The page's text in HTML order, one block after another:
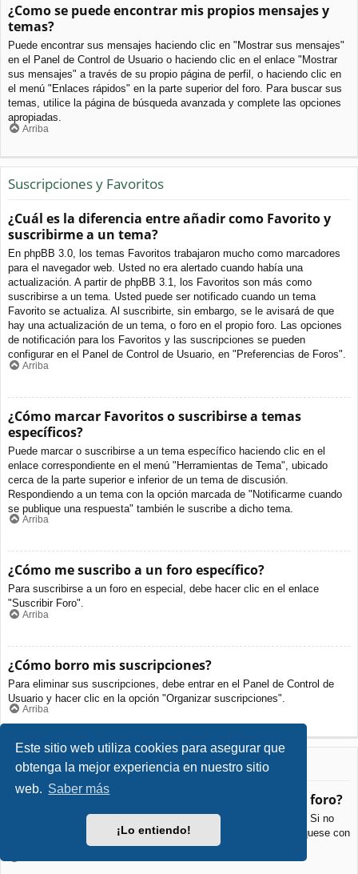
Este sitio web utiliza cookies para asegurar que
obtenga la mejor experiencia en nuestro sitio
web. Saber más
¡Lo entiendo!
¿Como se puede encontrar mis propios mensajes y
temas?
Puede encontrar sus mensajes haciendo clic en "Mostrar sus mensajes"
en el Panel de Control de Usuario o haciendo clic en el enlace "Mostrar
sus mensajes" a través de su propio página de perfil, o haciendo clic en
el menú "Enlaces rápidos" en la parte superior del foro. Para buscar sus
temas, utilice la página de búsqueda avanzada y complete las opciones
apropiadas.
Arriba
Suscripciones y Favoritos
¿Cuál es la diferencia entre añadir como Favorito y
suscribirme a un tema?
En phpBB 3.0, los temas Favoritos trabajaron mucho como marcadores
para el navegador web. Usted no era alertado cuando había una
actualización. A partir de phpBB 3.1, los Favoritos son más como
suscribirse a un tema. Usted puede ser notificado cuando un tema
Favorito se actualiza. Al suscribirte, sin embargo, se le avisará de que
hay una actualización de un tema, o foro en el propio foro. Las opciones
de notificación para los Favoritos y las suscripciones se pueden
configurar en el Panel de Control de Usuario, en "Preferencias de Foros".
Arriba
¿Cómo marcar Favoritos o suscribirse a temas
específicos?
Puede marcar o suscribirse a un tema específico haciendo clic en el
enlace correspondiente en el menú "Herramientas de Tema", ubicado
cerca de la parte superior e inferior de un tema de discusión.
Respondiendo a un tema con la opción marcada de "Notificarme cuando
se publique una respuesta" también le suscribe a dicho tema.
Arriba
¿Cómo me suscribo a un foro específico?
Para suscribirse a un foro en especial, debe hacer clic en el enlace
"Suscribir Foro".
Arriba
¿Cómo borro mis suscripciones?
Para eliminar sus suscripciones, debe entrar en el Panel de Control de
Usuario y hacer clic en la opción "Organizar suscripciones".
Arriba
Archivos Adjuntos
¿Qué archivos adjuntos son permitidos en este foro?
Cada foro puede permitir o no ciertos tipos de archivos adjuntos. Si no
está seguro de que tipos de archivos se pueden cargar, comuníquese con
La Administración para obtener más información.